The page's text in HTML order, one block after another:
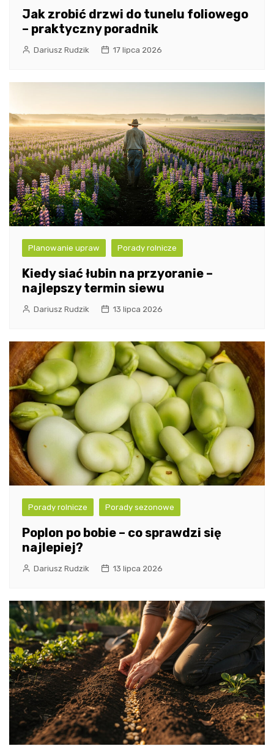
Jak zrobić drzwi do tunelu foliowego
– praktyczny poradnik
Dariusz Rudzik 17 lipca 2026
Planowanie upraw Porady rolnicze
Kiedy siać łubin na przyoranie –
najlepszy termin siewu
Dariusz Rudzik 13 lipca 2026
Porady rolnicze Porady sezonowe
Poplon po bobie – co sprawdzi się
najlepiej?
Dariusz Rudzik 13 lipca 2026